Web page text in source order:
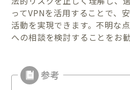
ってVPNを活用することで、
活動を実現できます。不明な
への相談を検討することをお勧